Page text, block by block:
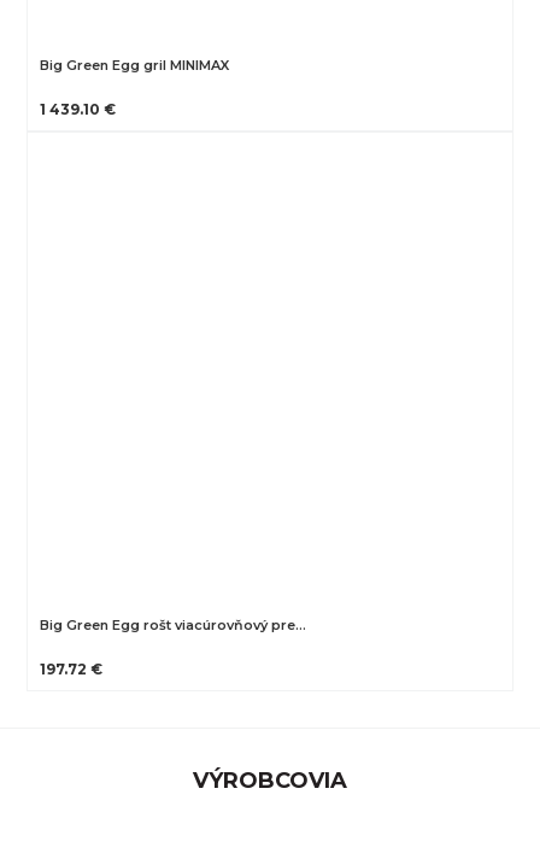
Big Green Egg gril MINIMAX
1 439.10 €
Big Green Egg rošt viacúrovňový pre…
197.72 €
VÝROBCOVIA